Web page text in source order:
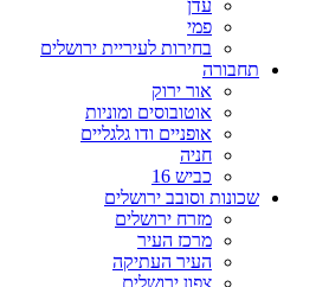
עדן
פמי
בחירות לעיריית ירושלים
תחבורה
אור ירוק
אוטובוסים ומוניות
אופניים ודו גלגליים
חניה
כביש 16
שכונות וסובב ירושלים
מזרח ירושלים
מרכז העיר
העיר העתיקה
צפון ירושלים